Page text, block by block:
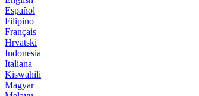
Español
Filipino
Français
Hrvatski
Indonesia
Italiana
Kiswahili
Magyar